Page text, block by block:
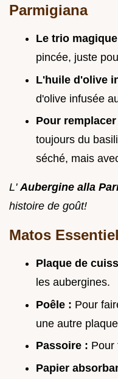
Parmigiana
Le trio
pincée, juste
L'huile d'olive
d'olive infusée
Pour
toujours du
séché, mais
L'Aubergine alla
histoire de goût!
Matos
Plaque de
les aubergines.
Poêle : Pour
une autre
Passoire : Pour
Papier